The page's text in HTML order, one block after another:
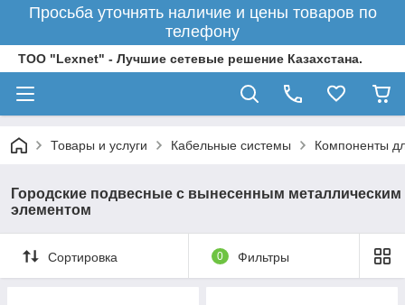
Просьба уточнять наличие и цены товаров по
телефону
ТОО "Lexnet" - Лучшие сетевые решение Казахстана.
Товары и услуги Кабельные системы Компоненты
Городские подвесные с вынесенным металлическим
элементом
Сортировка 0 Фильтры